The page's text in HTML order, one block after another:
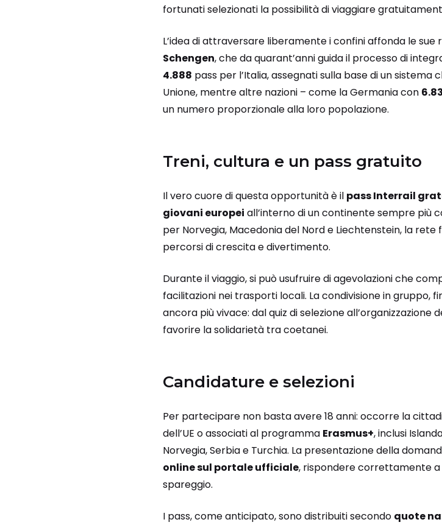
fortunati selezionati la possibilità di viaggiare
L’idea di attraversare liberamente i confini affonda le sue
Schengen, che da quarant’anni guida il processo di
4.888 pass per l’Italia, assegnati sulla base di un
Unione, mentre altre nazioni – come la Germania con
un numero proporzionale alla loro popolazione.
Treni, cultura e un pass gratuito
Il vero cuore di questa opportunità è il pass Interrail
giovani europei all’interno di un continente sempre più
per Norvegia, Macedonia del Nord e Liechtenstein, la
percorsi di crescita e divertimento.
Durante il viaggio, si può usufruire di agevolazioni che
facilitazioni nei trasporti locali. La condivisione in gruppo,
ancora più vivace: dal quiz di selezione
favorire la solidarietà tra coetanei.
Candidature e selezioni
Per partecipare non basta avere 18 anni: occorre la
dell’UE o associati al programma Erasmus+, inclusi
Norvegia, Serbia e Turchia. La presentazione della
online sul portale ufficiale, rispondere correttamente a
spareggio.
I pass, come anticipato, sono distribuiti secondo quote